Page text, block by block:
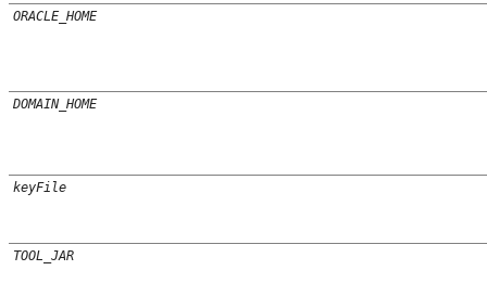
ORACLE_HOME
DOMAIN_HOME
keyFile
TOOL_JAR